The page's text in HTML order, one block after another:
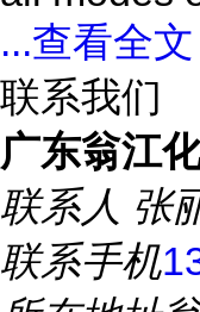
...查看全
联系我们
广东翁江
联系人 张
联系手机